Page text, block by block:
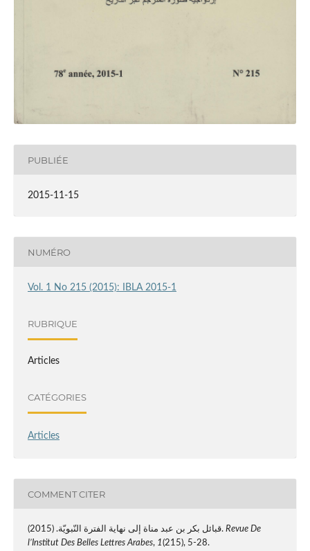
PUBLIÉE
2015-11-15
NUMÉRO
Vol. 1 No 215 (2015): IBLA 2015-1
RUBRIQUE
Articles
CATÉGORIES
Articles
COMMENT CITER
قبائل بكر بن عبد مناة إلى نهاية الفترة النّبويّة. (2015). Revue De
l’Institut Des Belles Lettres Arabes, 1(215), 5-28.